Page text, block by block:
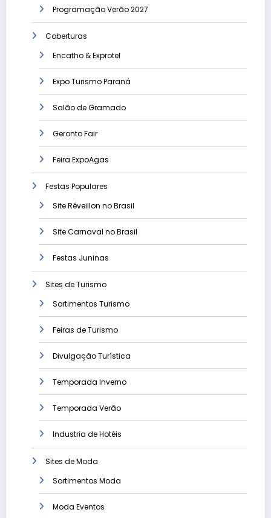
Programação Verão 2027
Coberturas
Encatho & Exprotel
Expo Turismo Paraná
Salão de Gramado
Geronto Fair
Feira ExpoAgas
Festas Populares
Site Réveillon no Brasil
Site Carnaval no Brasil
Festas Juninas
Sites de Turismo
Sortimentos Turismo
Feiras de Turismo
Divulgação Turística
Temporada Inverno
Temporada Verão
Industria de Hotéis
Sites de Moda
Sortimentos Moda
Moda Eventos